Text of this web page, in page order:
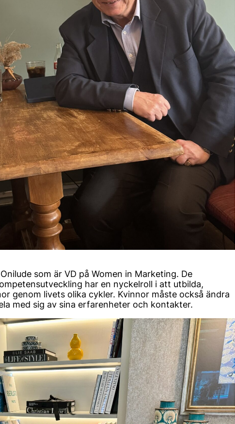
som är VD på Women in Marketing. De
har en nyckelroll i att utbilda,
genom livets olika cykler. Kvinnor måste också ändra
med sig av sina erfarenheter och kontakter.